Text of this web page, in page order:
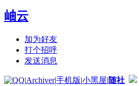
岫云
加为好友
打个招呼
发送消息
|Archiver|手机版|小黑屋|随社